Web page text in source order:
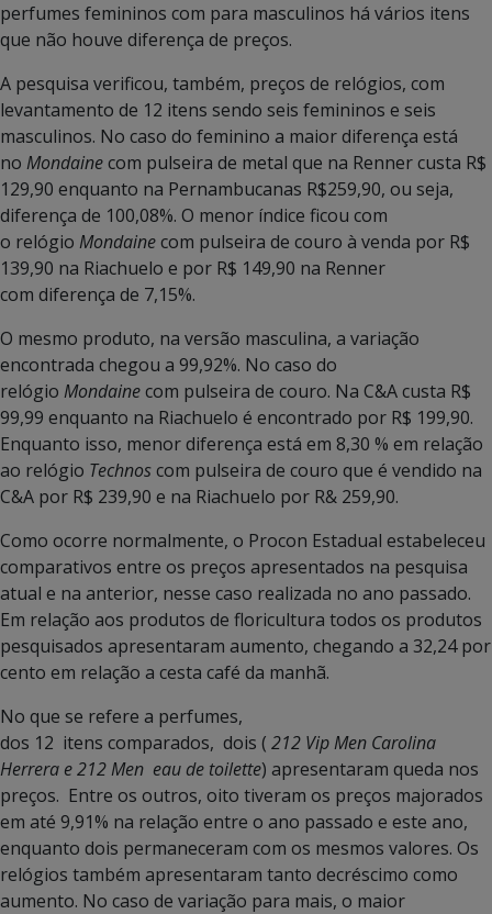
perfumes femininos com para masculinos há vários itens
que não houve diferença de preços.
A pesquisa verificou, também, preços de relógios, com
levantamento de 12 itens sendo seis femininos e seis
masculinos. No caso do feminino a maior diferença está
no Mondainecom pulseira de metal que na Renner custa R$
129,90 enquanto na Pernambucanas R$259,90, ou seja,
diferença de 100,08%. O menor índice ficou com
o relógio Mondainecom pulseira de couro à venda por R$
139,90 na Riachuelo e por R$ 149,90 na Renner
com diferença de 7,15%.
O mesmo produto, na versão masculina, a variação
encontrada chegou a 99,92%. No caso do
relógio Mondainecom pulseira de couro. Na C&A custa R$
99,99 enquanto na Riachuelo é encontrado por R$ 199,90.
Enquanto isso, menor diferença está em 8,30 % em relação
ao relógio Technoscom pulseira de couro que é vendido na
C&A por R$ 239,90 e na Riachuelo por R& 259,90.
Como ocorre normalmente, o Procon Estadual estabeleceu
comparativos entre os preços apresentados na pesquisa
atual e na anterior, nesse caso realizada no ano passado.
Em relação aos produtos de floricultura todos os produtos
pesquisados apresentaram aumento, chegando a 32,24 por
cento em relação a cesta café da manhã.
No que se refere a perfumes,
dos 12 itens comparados, dois ( 212 Vip Men Carolina
Herrera e 212 Men eau de toilette) apresentaram queda nos
preços. Entre os outros, oito tiveram os preços majorados
em até 9,91% na relação entre o ano passado e este ano,
enquanto dois permaneceram com os mesmos valores. Os
relógios também apresentaram tanto decréscimo como
aumento. No caso de variação para mais, o maior